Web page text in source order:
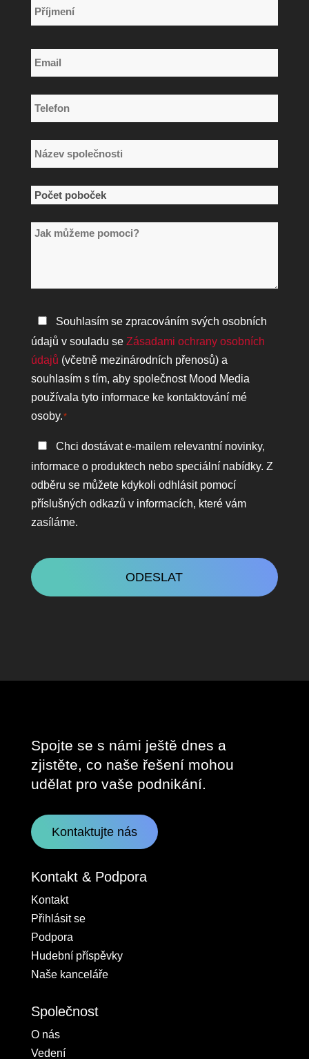
Jméno
Email
*
Telefon
*
Název
společnosti
*
Počet
Jak
Zásady
ochrany
osobních
údajů
*
Souhlasím se zpracováním svých osobních
údajů v souladu se Zásadami ochrany osobních
údajů (včetně mezinárodních přenosů) a
souhlasím s tím, aby společnost Mood Media
používala tyto informace ke kontaktování mé
osoby.*
Zůstaňte
v
kontaktu
Chci dostávat e-mailem relevantní novinky,
informace o produktech nebo speciální nabídky. Z
odběru se můžete kdykoli odhlásit pomocí
příslušných odkazů v informacích, které vám
zasíláme.
Spojte se s námi ještě dnes a
zjistěte, co naše řešení mohou
udělat pro vaše podnikání.
Kontaktujte nás
Kontakt & Podpora
Kontakt
Přihlásit se
Podpora
Hudební příspěvky
Naše kanceláře
Společnost
O nás
Vedení